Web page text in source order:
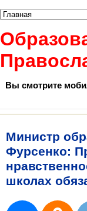
Вы смотрите
Министр
Фурсенко:
школах